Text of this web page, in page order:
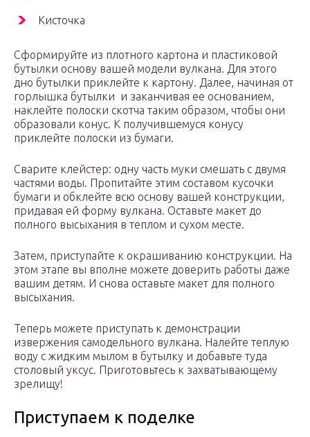
Кисточка
Сформируйте из плотного картона и пластиковой
бутылки основу вашей модели вулкана. Для этого
дно бутылки приклейте к картону. Далее, начиная от
горлышка бутылки и заканчивая ее основанием,
наклейте полоски скотча таким образом, чтобы они
образовали конус. К получившемуся конусу
приклейте полоски из бумаги.
Сварите клейстер: одну часть муки смешать с двумя
частями воды. Пропитайте этим составом кусочки
бумаги и обклейте всю основу вашей конструкции,
придавая ей форму вулкана. Оставьте макет до
полного высыхания в теплом и сухом месте.
Затем, приступайте к окрашиванию конструкции. На
этом этапе вы вполне можете доверить работы даже
вашим детям. И снова оставьте макет для полного
высыхания.
Теперь можете приступать к демонстрации
извержения самодельного вулкана. Налейте теплую
воду с жидким мылом в бутылку и добавьте туда
столовый уксус. Приготовьтесь к захватывающему
зрелищу!
Приступаем к поделке